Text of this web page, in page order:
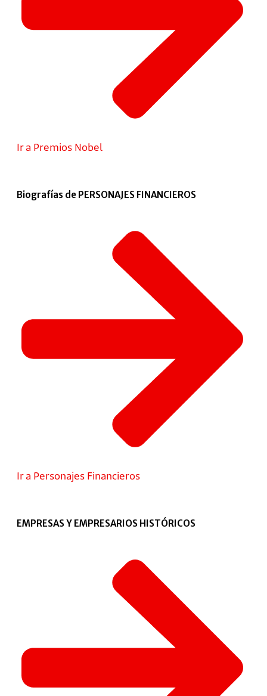
Ir a Premios Nobel
Biografías de PERSONAJES FINANCIEROS
Ir a Personajes Financieros
EMPRESAS Y EMPRESARIOS HISTÓRICOS